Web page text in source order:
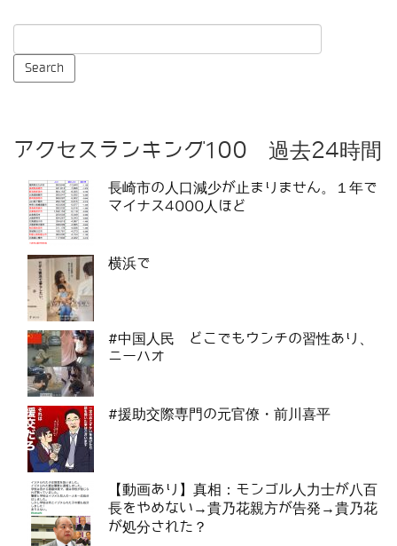
アクセスランキング100 過去24時間
長崎市の人口減少が止まりません。１年で
マイナス4000人ほど
横浜で
#中国人民 どこでもウンチの習性あり、
ニーハオ
#援助交際専門の元官僚・前川喜平
【動画あり】真相：モンゴル人力士が八百
長をやめない→貴乃花親方が告発→貴乃花
が処分された？